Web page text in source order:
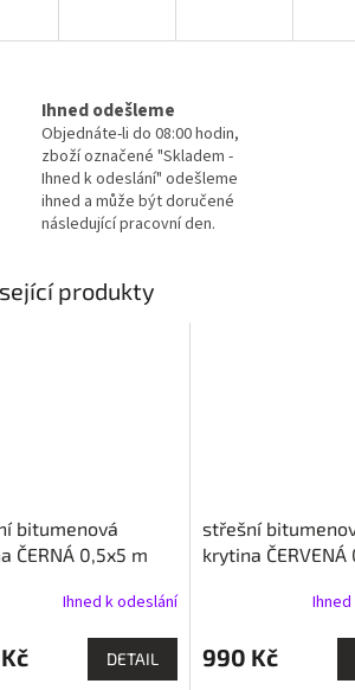
R
Ihned odešleme
Objednáte-li do 08:00 hodin,
zboží označené "Skladem -
Ihned k odeslání" odešleme
ihned a může být doručené
následující pracovní den.
produkty
bitumenová
ČERNÁ 0,5x5 m
Ihned k odeslání
DETAIL
střešní
krytina ČERVENÁ
990 Kč